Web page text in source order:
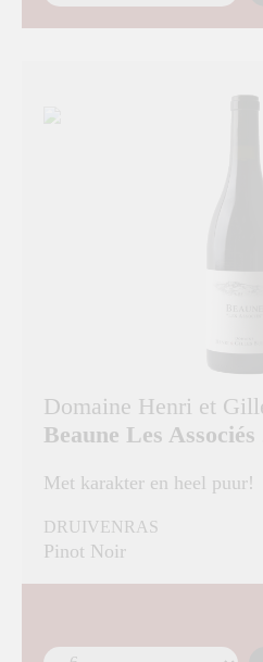
Domaine Henri et
Beaune Les
Met karakter en heel puur!
DRUIVENRAS
Pinot Noir